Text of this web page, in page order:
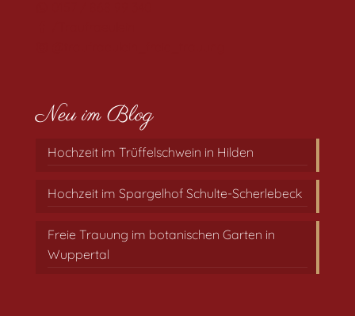
Neu im Blog
Hochzeit im Trüffelschwein in Hilden
Hochzeit im Spargelhof Schulte-Scherlebeck
Freie Trauung im botanischen Garten in
Wuppertal